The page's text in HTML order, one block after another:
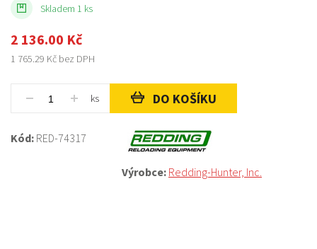
Kód: RED-74317
Výrobce: Redding-Hunter, Inc.
Skladem 1 ks
2 136.00 Kč
1 765.29 Kč bez DPH
ks DO KOŠÍKU